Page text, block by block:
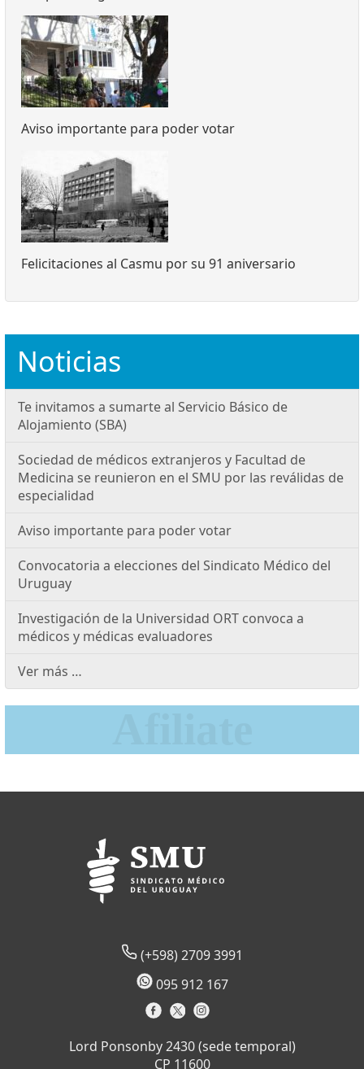
Aviso importante para poder votar
Felicitaciones al Casmu por su 91 aniversario
Noticias
Te invitamos a sumarte al Servicio Básico de
Alojamiento (SBA)
Sociedad de médicos extranjeros y Facultad de
Medicina se reunieron en el SMU por las reválidas de
especialidad
Aviso importante para poder votar
Convocatoria a elecciones del Sindicato Médico del
Uruguay
Investigación de la Universidad ORT convoca a
médicos y médicas evaluadores
Ver más …
(+598) 2709 3991
095 912 167
Lord Ponsonby 2430 (sede temporal)
CP 11600